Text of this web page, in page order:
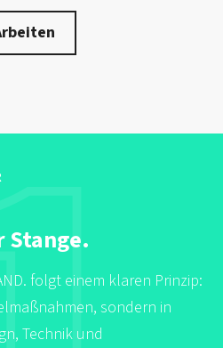
Stange.
folgt einem klaren Prinzip:
sondern in
Technik und